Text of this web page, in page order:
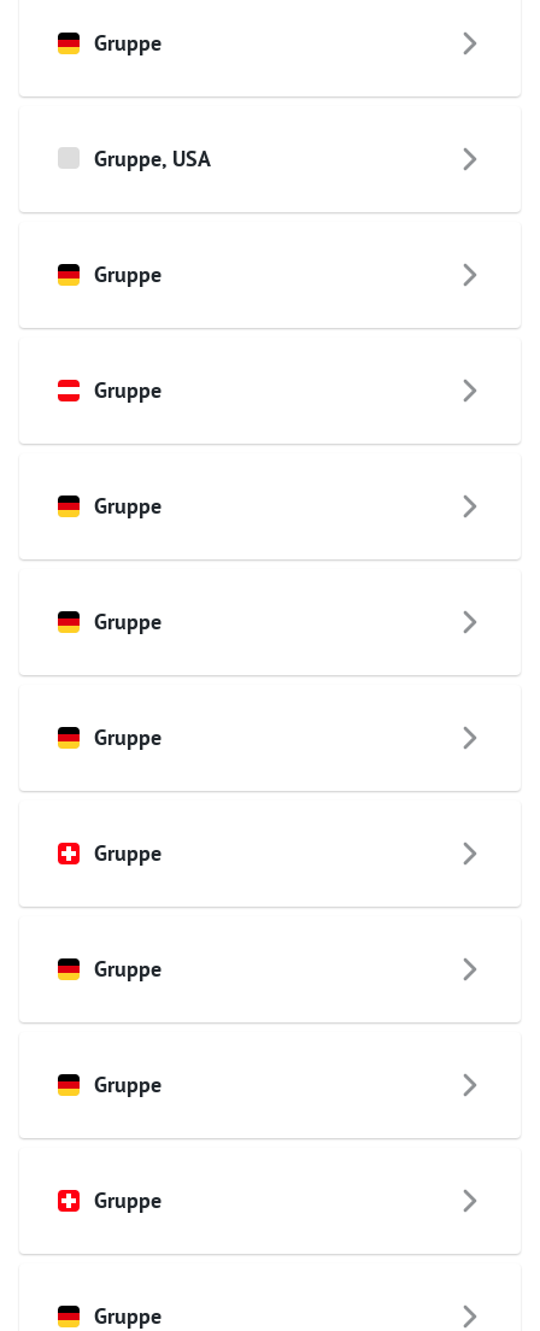
Gruppe
Gruppe, USA
Gruppe
Gruppe
Gruppe
Gruppe
Gruppe
Gruppe
Gruppe
Gruppe
Gruppe
Gruppe